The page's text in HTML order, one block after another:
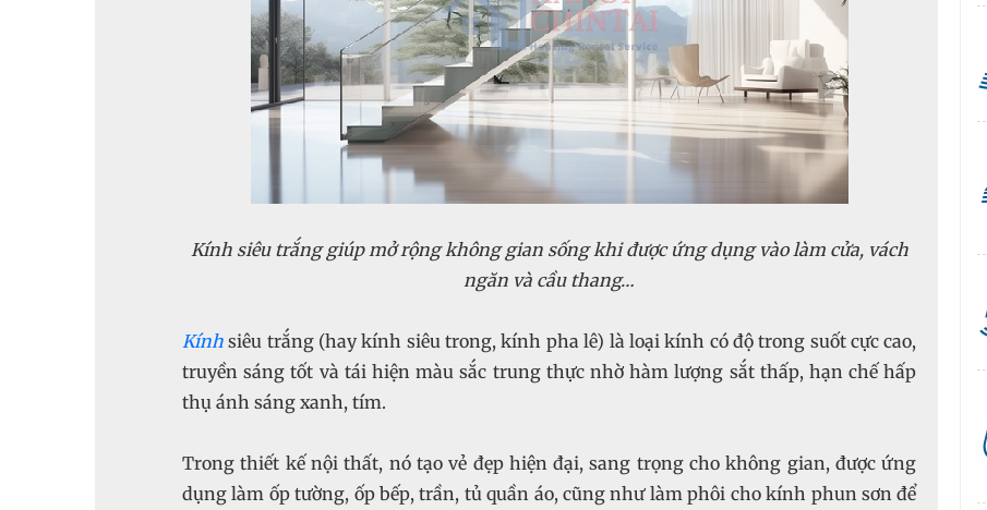
Kính siêu trắng giúp mở rộng không gian sống khi được ứng dụng vào làm cửa, vách
ngăn và cầu thang…
Kính siêu trắng (hay kính siêu trong, kính pha lê) là loại kính có độ trong suốt cực cao,
truyền sáng tốt và tái hiện màu sắc trung thực nhờ hàm lượng sắt thấp, hạn chế hấp
thụ ánh sáng xanh, tím.
Trong thiết kế nội thất, nó tạo vẻ đẹp hiện đại, sang trọng cho không gian, được ứng
dụng làm ốp tường, ốp bếp, trần, tủ quần áo, cũng như làm phôi cho kính phun sơn để